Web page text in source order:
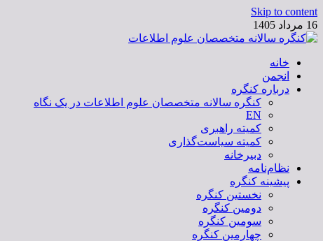
Skip to content
16 مرداد 1405
کنگره سالانه متخصصان علوم اطلاعات
خانه
انجمن
درباره کنگره
کنگره سالانه متخصصان علوم اطلاعات در یک نگاه
EN
کمیته راهبری
کمیته سیاست‌گذاری
دبیرخانه
نظام‌نامه
پیشینه کنگره
نخستین کنگره
دومین کنگره
سومین کنگره
چهارمین کنگره